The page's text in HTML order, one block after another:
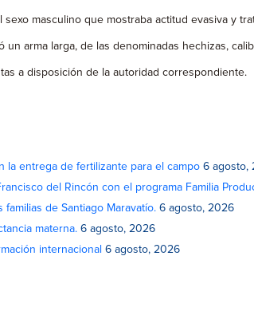
masculino que mostraba actitud evasiva y
arma larga, de las denominadas hechizas,
a disposición de la autoridad correspondiente.
la entrega de fertilizante para el campo 6 agosto,
del Rincón con el programa Familia
de Santiago Maravatío. 6 agosto, 2026
materna. 6 agosto, 2026
internacional 6 agosto, 2026